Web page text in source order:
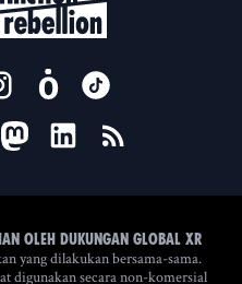
ON
oleh Dukungan Global XR
yang dilakukan bersama-sama.
digunakan secara non-komersial